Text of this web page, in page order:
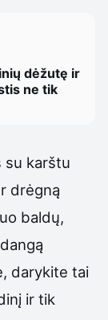
dėžutę ir
ne tik
su karštu
drėgną
baldų,
darykite tai
ir tik